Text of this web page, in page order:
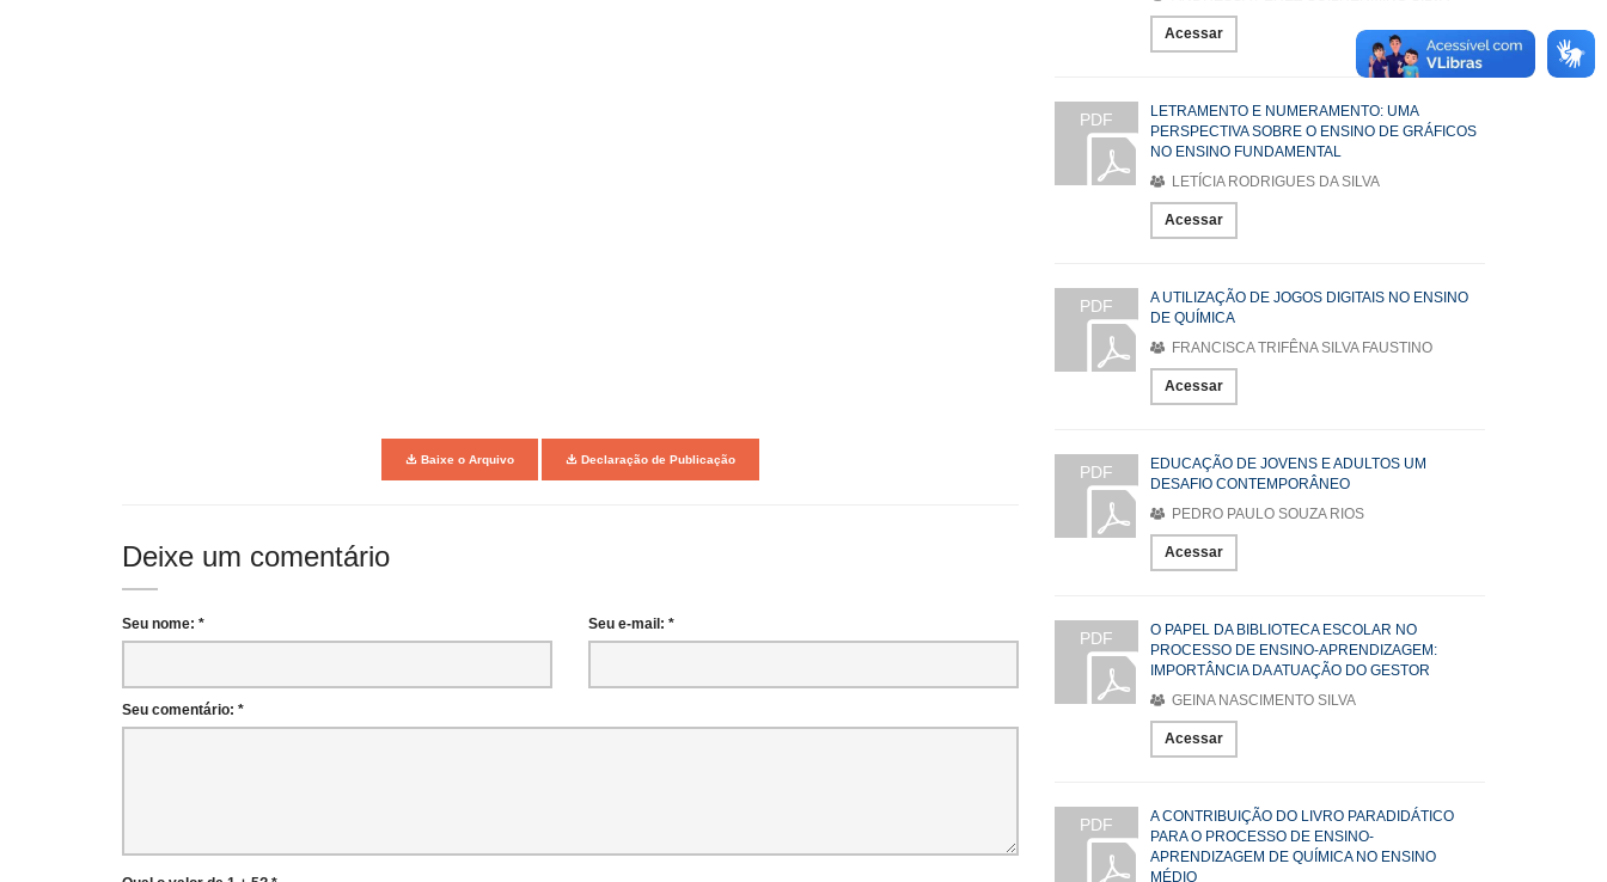
Baixe o Arquivo Declaração de Publicação
Deixe um comentário
Seu nome: * Seu e-mail: *
Seu comentário: *
Acessar
PDF
LETRAMENTO E NUMERAMENTO: UMA
PERSPECTIVA SOBRE O ENSINO DE GRÁFICOS
NO ENSINO FUNDAMENTAL
LETÍCIA RODRIGUES DA SILVA
Acessar
PDF
A UTILIZAÇÃO DE JOGOS DIGITAIS NO ENSINO
DE QUÍMICA
FRANCISCA TRIFÊNA SILVA FAUSTINO
Acessar
PDF
EDUCAÇÃO DE JOVENS E ADULTOS UM
DESAFIO CONTEMPORÂNEO
PEDRO PAULO SOUZA RIOS
Acessar
PDF
O PAPEL DA BIBLIOTECA ESCOLAR NO
PROCESSO DE ENSINO-APRENDIZAGEM:
IMPORTÂNCIA DA ATUAÇÃO DO GESTOR
GEINA NASCIMENTO SILVA
Acessar
PDF
A CONTRIBUIÇÃO DO LIVRO PARADIDÁTICO
PARA O PROCESSO DE ENSINO-
APRENDIZAGEM DE QUÍMICA NO ENSINO
MÉDIO